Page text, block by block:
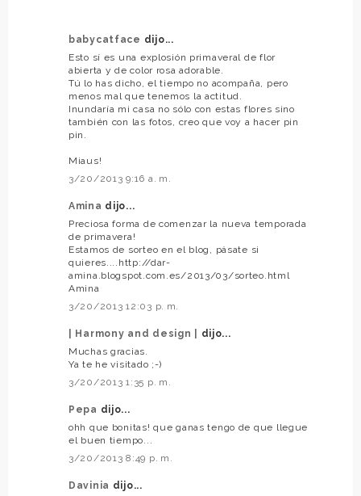
babycatface dijo...
Esto sí es una explosión primaveral de flor
abierta y de color rosa adorable.
Tú lo has dicho, el tiempo no acompaña, pero
menos mal que tenemos la actitud.
Inundaría mi casa no sólo con estas flores sino
también con las fotos, creo que voy a hacer pin
pin.
Miaus!
3/20/2013 9:16 a. m.
Amina dijo...
Preciosa forma de comenzar la nueva temporada
de primavera!
Estamos de sorteo en el blog, pásate si
quieres....http://dar-
amina.blogspot.com.es/2013/03/sorteo.html
Amina
3/20/2013 12:03 p. m.
| Harmony and design |
dijo...
Muchas gracias.
Ya te he visitado ;-)
3/20/2013 1:35 p. m.
Pepa dijo...
ohh que bonitas! que ganas tengo de que llegue
el buen tiempo...
3/20/2013 8:49 p. m.
Davinia dijo...